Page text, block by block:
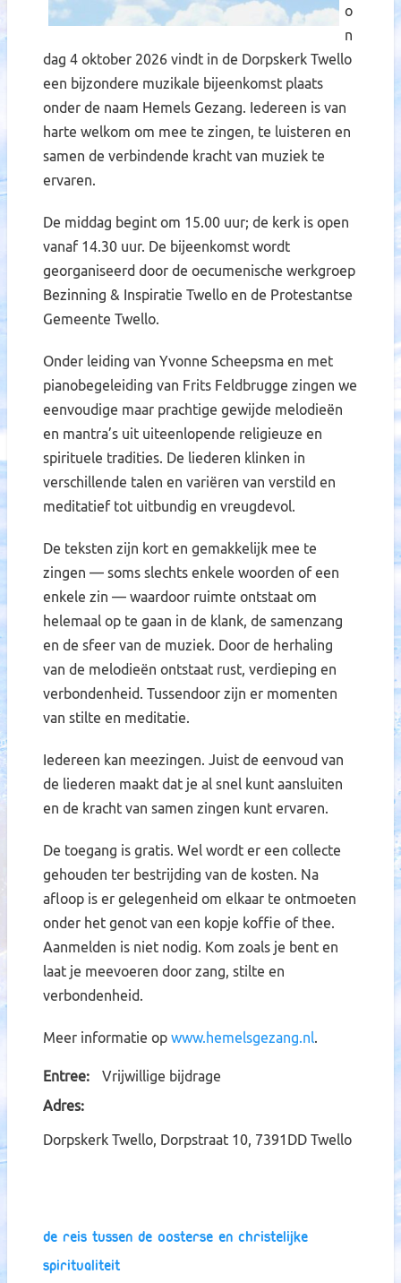
o
n
dag 4 oktober 2026 vindt in de Dorpskerk Twello
een bijzondere muzikale bijeenkomst plaats
onder de naam Hemels Gezang. Iedereen is van
harte welkom om mee te zingen, te luisteren en
samen de verbindende kracht van muziek te
ervaren.
De middag begint om 15.00 uur; de kerk is open
vanaf 14.30 uur. De bijeenkomst wordt
georganiseerd door de oecumenische werkgroep
Bezinning & Inspiratie Twello en de Protestantse
Gemeente Twello.
Onder leiding van Yvonne Scheepsma en met
pianobegeleiding van Frits Feldbrugge zingen we
eenvoudige maar prachtige gewijde melodieën
en mantra’s uit uiteenlopende religieuze en
spirituele tradities. De liederen klinken in
verschillende talen en variëren van verstild en
meditatief tot uitbundig en vreugdevol.
De teksten zijn kort en gemakkelijk mee te
zingen — soms slechts enkele woorden of een
enkele zin — waardoor ruimte ontstaat om
helemaal op te gaan in de klank, de samenzang
en de sfeer van de muziek. Door de herhaling
van de melodieën ontstaat rust, verdieping en
verbondenheid. Tussendoor zijn er momenten
van stilte en meditatie.
Iedereen kan meezingen. Juist de eenvoud van
de liederen maakt dat je al snel kunt aansluiten
en de kracht van samen zingen kunt ervaren.
De toegang is gratis. Wel wordt er een collecte
gehouden ter bestrijding van de kosten. Na
afloop is er gelegenheid om elkaar te ontmoeten
onder het genot van een kopje koffie of thee.
Aanmelden is niet nodig. Kom zoals je bent en
laat je meevoeren door zang, stilte en
verbondenheid.
Meer informatie op www.hemelsgezang.nl.
Entree
Vrijwillige bijdrage
Adres
Dorpskerk Twello, Dorpstraat 10, 7391DD Twello
De reis tussen de oosterse en christelijke
spiritualiteit